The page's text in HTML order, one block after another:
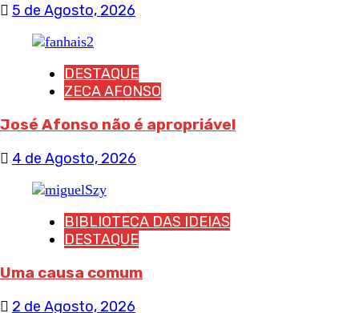
5 de Agosto, 2026
DESTAQUE
ZECA AFONSO
José Afonso não é apropriável
4 de Agosto, 2026
BIBLIOTECA DAS IDEIAS
DESTAQUE
Uma causa comum
2 de Agosto, 2026